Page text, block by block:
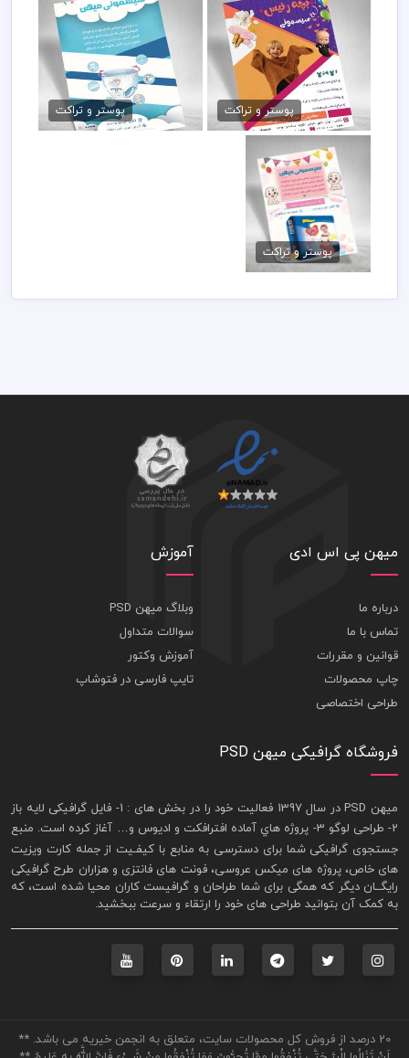
تراکت پوشاک بچگانه PSD
79,000 تومانپوستر و تراکت
تراکت psd پوشاک بچگانه
79,000 تومانپوستر و تراکت
طرح psd تراکت پوشاک
بچگانه
79,000 تومان
پوستر و تراکت
میهن پی اس ادی
درباره ما
تماس با ما
قوانین و مقررات
چاپ محصولات
طراحی اختصاصی
آموزش
وبلاگ میهن PSD
سوالات متداول
آموزش وکتور
تایپ فارسی در فتوشاپ
فروشگاه گرافیکی میهن PSD
ميهن PSD در سال 1397 فعاليت خود را در بخش های : 1-
فايل گرافيکی لايه باز
2- طراحی لوگو 3- پروژه هاي آماده افترافکت و اديوس و… آغاز کرده است. منبع
جستجوی گرافيکی شما برای دسترسی به منابع با کيفـيت از جملهکارت ويزيت
های خاص، پروژه های ميکس عروسی، فونت های فانتزی و هزاران طرح گرافیکی
رايگــان ديگر که همگی برای شما طراحان و گرافيست کاران محيا شده است، که
به کمک آن بتوانيد طراحی های خود را ارتقاء و سرعت ببخشيد.
20 درصد از فروش کل محصولات سایت، متعلق به انجمن خیریه می باشد. **